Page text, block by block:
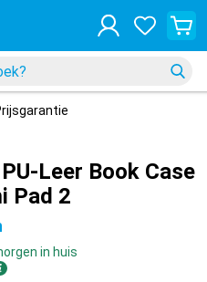
Leer Book Case
Pad 2
in huis